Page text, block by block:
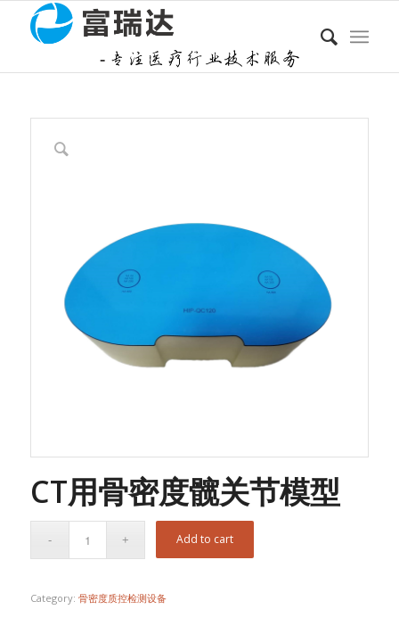
CT用骨密度髋关节模型
Add to cart
Category: 骨密度质控检测设备